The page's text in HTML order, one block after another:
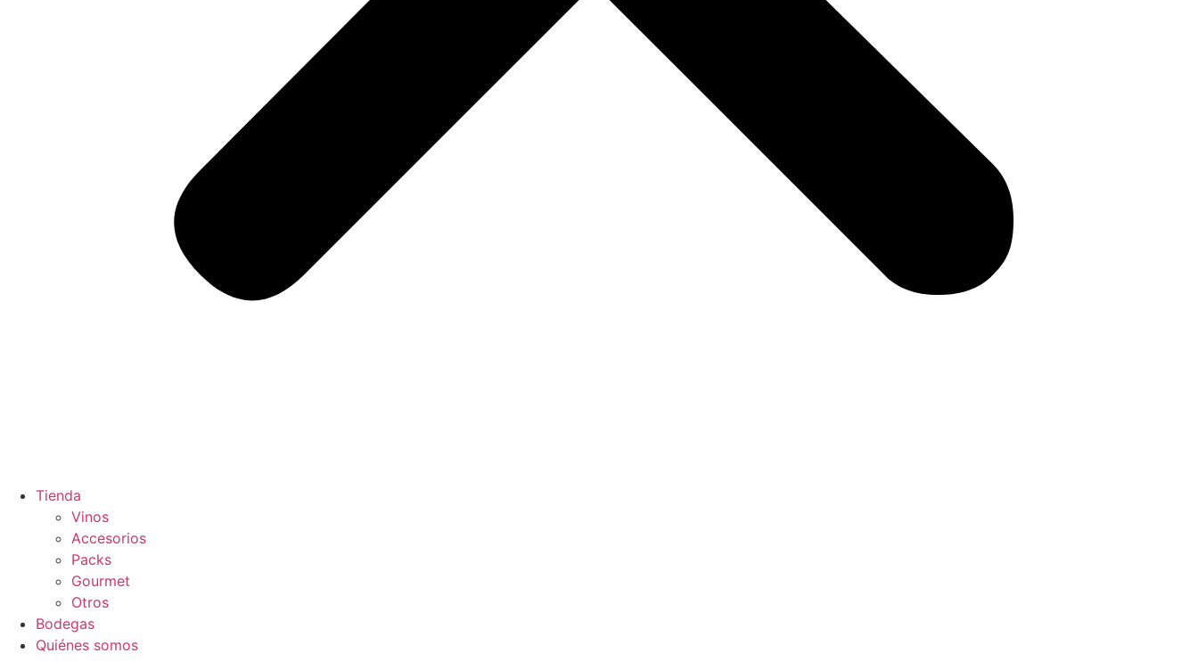
Tienda
Vinos
Accesorios
Packs
Gourmet
Otros
Bodegas
Quiénes somos